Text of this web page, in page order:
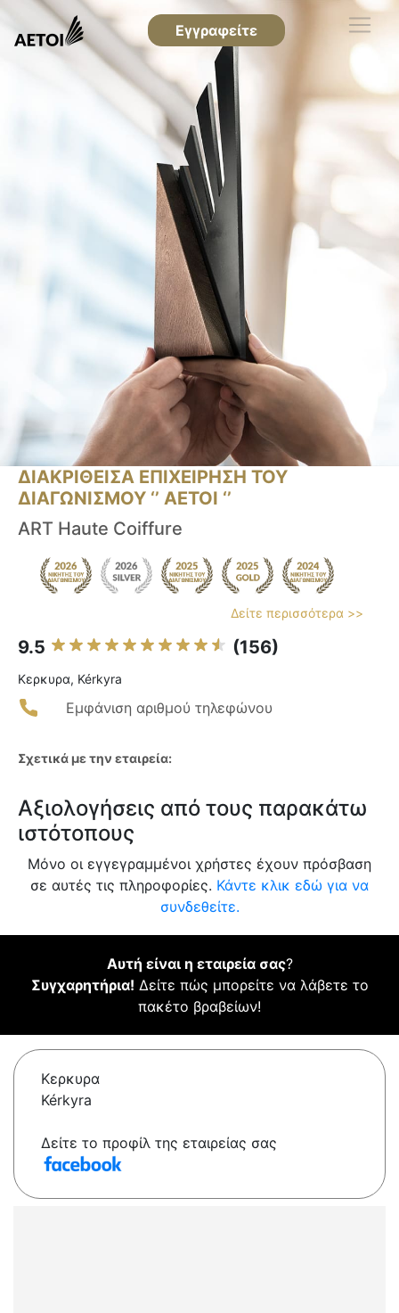
Εγγραφείτε
ΔΙΑΚΡΙΘΕΙΣΑ ΕΠΙΧΕΙΡΗΣΗ ΤΟΥ
ΔΙΑΓΩΝΙΣΜΟΥ ‘’ ΑΕΤΟΙ ‘’
ART Haute Coiffure
Δείτε περισσότερα >>
9.5 (156)
Κερκυρα, Kérkyra
Εμφάνιση αριθμού τηλεφώνου
Σχετικά με την εταιρεία:
Αξιολογήσεις από τους παρακάτω
ιστότοπους
Μόνο οι εγγεγραμμένοι χρήστες έχουν πρόσβαση
σε αυτές τις πληροφορίες. Κάντε κλικ εδώ για να
συνδεθείτε.
Αυτή είναι η εταιρεία σας?
Συγχαρητήρια! Δείτε πώς μπορείτε να λάβετε το
πακέτο βραβείων!
Κερκυρα
Kérkyra
Δείτε το προφίλ της εταιρείας σας